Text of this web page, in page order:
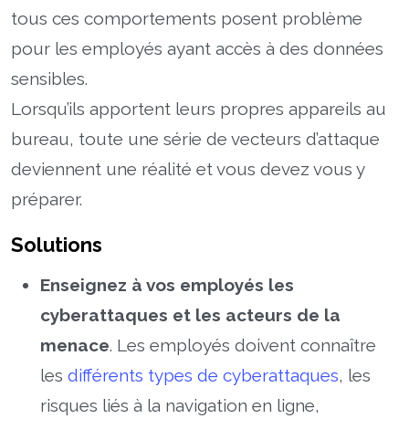
tous ces comportements posent problème
pour les employés ayant accès à des données
sensibles.
Lorsqu’ils apportent leurs propres appareils au
bureau, toute une série de vecteurs d’attaque
deviennent une réalité et vous devez vous y
préparer.
Solutions
Enseignez à vos employés les
cyberattaques et les acteurs de la
menace. Les employés doivent connaître
les différents types de cyberattaques, les
risques liés à la navigation en ligne,